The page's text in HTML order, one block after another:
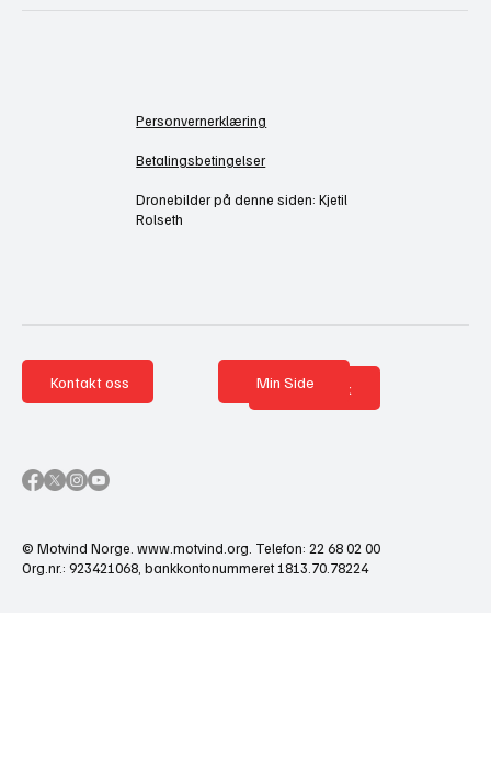
Personvernerklæring
Betalingsbetingelser
Dronebilder på denne siden: Kjetil
Rolseth
Kontakt oss Nettbutikk
Min Side
© Motvind Norge. www.motvind.org . Telefon: 22 68 02 00
Org.nr.: 923421068, bankkontonummeret 1813.70.78224